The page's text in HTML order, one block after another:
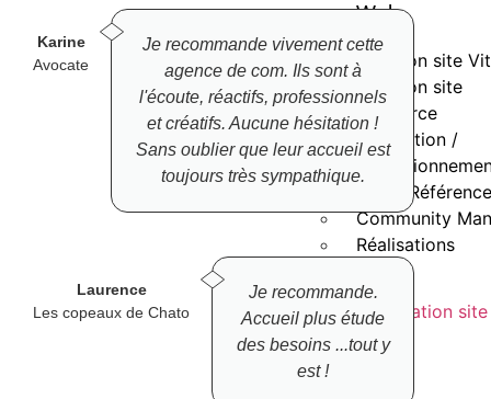
Web
Création site
Création site
ecommerce
Réparation /
SEO /
Community
Réalisations
Les
Je recommande vivement cette
agence de com. Ils sont à
l'écoute, réactifs, professionnels
et créatifs. Aucune hésitation !
Sans oublier que leur accueil est
toujours très sympathique.
Karine
Avocate
Je recommande.
Accueil plus étude
des besoins ...tout y
est !
Laurence
Les copeaux de Chato